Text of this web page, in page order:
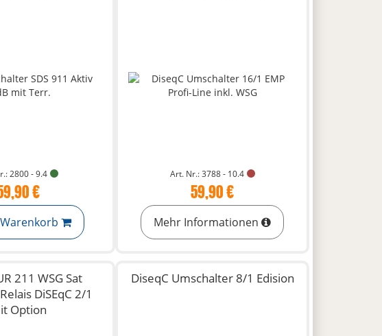
2800 - 9.4
€
Art. Nr.: 3788 - 10.4
59,90 €
Mehr Informationen
211 WSG Sat
DiSEqC 2/1
Option
DiseqC Umschalter 8/1 Edision